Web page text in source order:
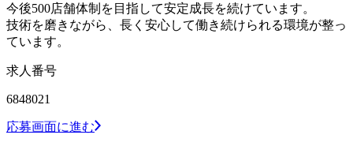
今後500店舗体制を目指して安定成長を続けています。
技術を磨きながら、長く安心して働き続けられる環境が整っ
ています。
求人番号
6848021
応募画面に進む